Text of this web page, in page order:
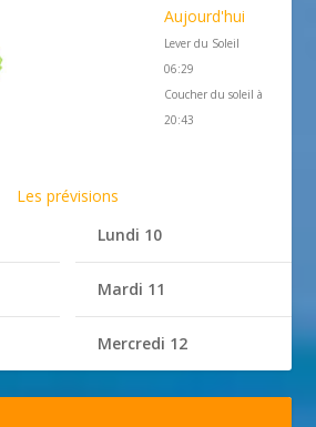
Aujourd'hui
Lever du Soleil
06:29
Coucher du soleil à
20:43
Les prévisions
Lundi 10
Mardi 11
Mercredi 12